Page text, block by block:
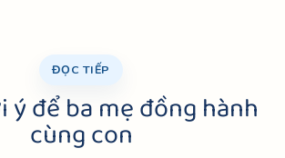
ĐỌC TIẾP
ý để ba mẹ đồng hành
cùng con